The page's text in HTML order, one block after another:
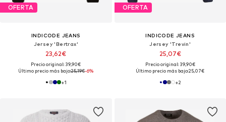
OFERTA
INDICODE JEANS
Jersey 'Bertrax'
23,62€
Precio original: 39,90€
Último precio más bajo:25,19€-6%
+1
OFERTA
INDICODE JEANS
Jersey 'Trevin'
25,07€
Precio original: 39,90€
Último precio más bajo:25,07€
+2